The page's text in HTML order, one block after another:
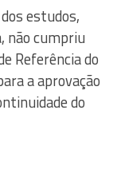
estudos,
não cumpriu
Referência do
a aprovação
do